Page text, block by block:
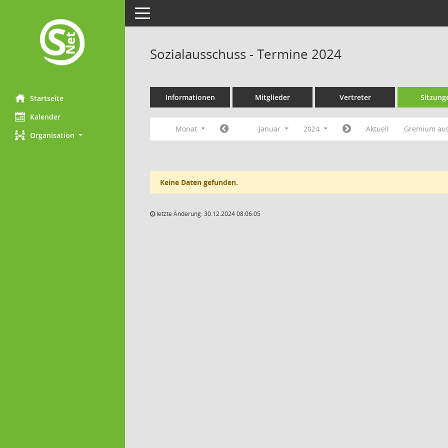
Startseite
Kalender
Organisation
Toggle navigation
Sozialausschuss - Termine 2024
Informationen Mitglieder Vertreter
Monat Januar 2024 Aktuell Gremium
Keine Daten gefunden.
letzte Änderung: 30.12.2024 08:06:05